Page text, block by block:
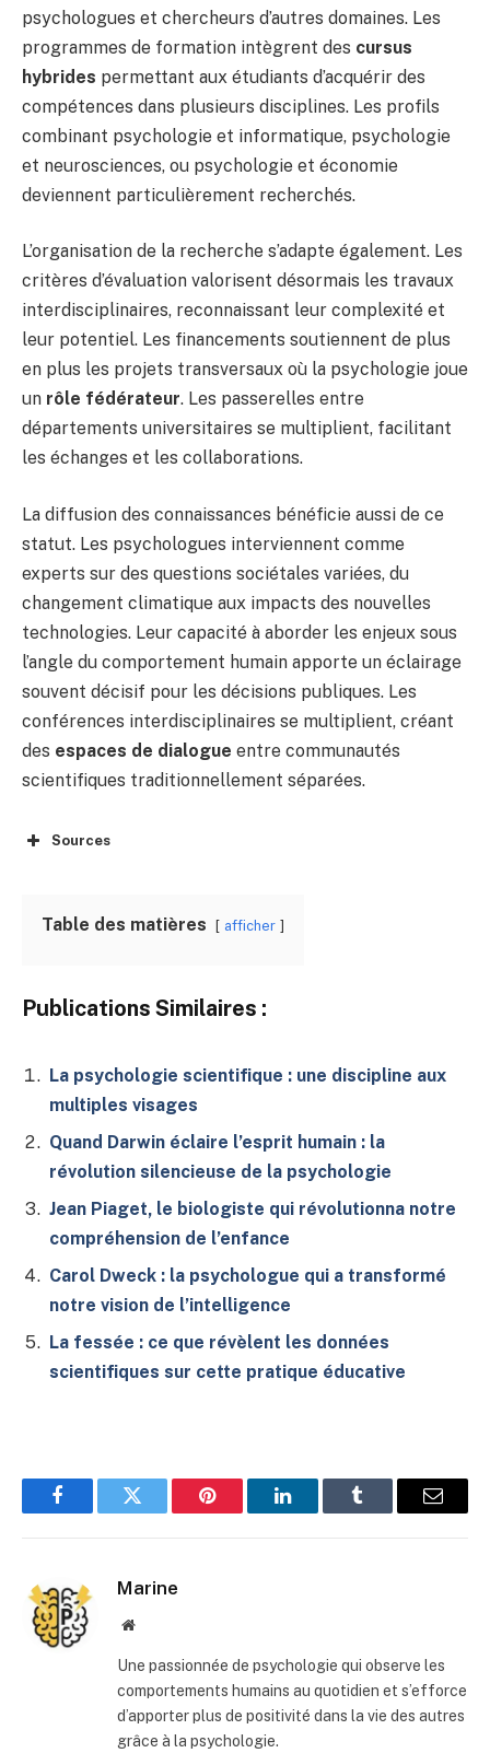
psychologues et chercheurs d’autres domaines. Les
programmes de formation intègrent des cursus
hybrides permettant aux étudiants d’acquérir des
compétences dans plusieurs disciplines. Les profils
combinant psychologie et informatique, psychologie
et neurosciences, ou psychologie et économie
deviennent particulièrement recherchés.
L’organisation de la recherche s’adapte également. Les
critères d’évaluation valorisent désormais les travaux
interdisciplinaires, reconnaissant leur complexité et
leur potentiel. Les financements soutiennent de plus
en plus les projets transversaux où la psychologie joue
un rôle fédérateur. Les passerelles entre
départements universitaires se multiplient, facilitant
les échanges et les collaborations.
La diffusion des connaissances bénéficie aussi de ce
statut. Les psychologues interviennent comme
experts sur des questions sociétales variées, du
changement climatique aux impacts des nouvelles
technologies. Leur capacité à aborder les enjeux sous
l’angle du comportement humain apporte un éclairage
souvent décisif pour les décisions publiques. Les
conférences interdisciplinaires se multiplient, créant
des espaces de dialogue entre communautés
scientifiques traditionnellement séparées.
Sources
Table des matières afficher
Publications Similaires :
La psychologie scientifique : une discipline aux
multiples visages
Quand Darwin éclaire l’esprit humain : la
révolution silencieuse de la psychologie
Jean Piaget, le biologiste qui révolutionna notre
compréhension de l’enfance
Carol Dweck : la psychologue qui a transformé
notre vision de l’intelligence
La fessée : ce que révèlent les données
scientifiques sur cette pratique éducative
FacebookTwitter Pinterest LinkedInTumblr
E-
Marine
Site
Une passionnée de psychologie qui observe les
comportements humains au quotidien et s’efforce
d’apporter plus de positivité dans la vie des autres
grâce à la psychologie.